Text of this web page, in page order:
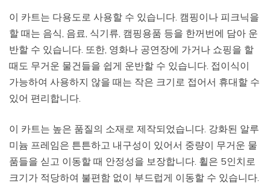
이 카트는 다용도로 사용할 수 있습니다. 캠핑이나 피크닉을
할 때는 음식, 음료, 식기류, 캠핑용품 등을 한꺼번에 담아 운
반할 수 있습니다. 또한, 영화나 공연장에 가거나 쇼핑을 할
때도 무거운 물건들을 쉽게 운반할 수 있습니다. 접이식이
가능하여 사용하지 않을 때는 작은 크기로 접어서 휴대할 수
있어 편리합니다.
이 카트는 높은 품질의 소재로 제작되었습니다. 강화된 알루
미늄 프레임은 튼튼하고 내구성이 있어서 중량이 무거운 물
품들을 싣고 이동할 때 안정성을 보장합니다. 휠은 5인치로
크기가 적당하여 불편함 없이 부드럽게 이동할 수 있습니다.